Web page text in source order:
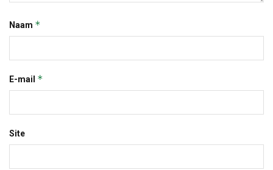
Naam *
E-mail *
Site